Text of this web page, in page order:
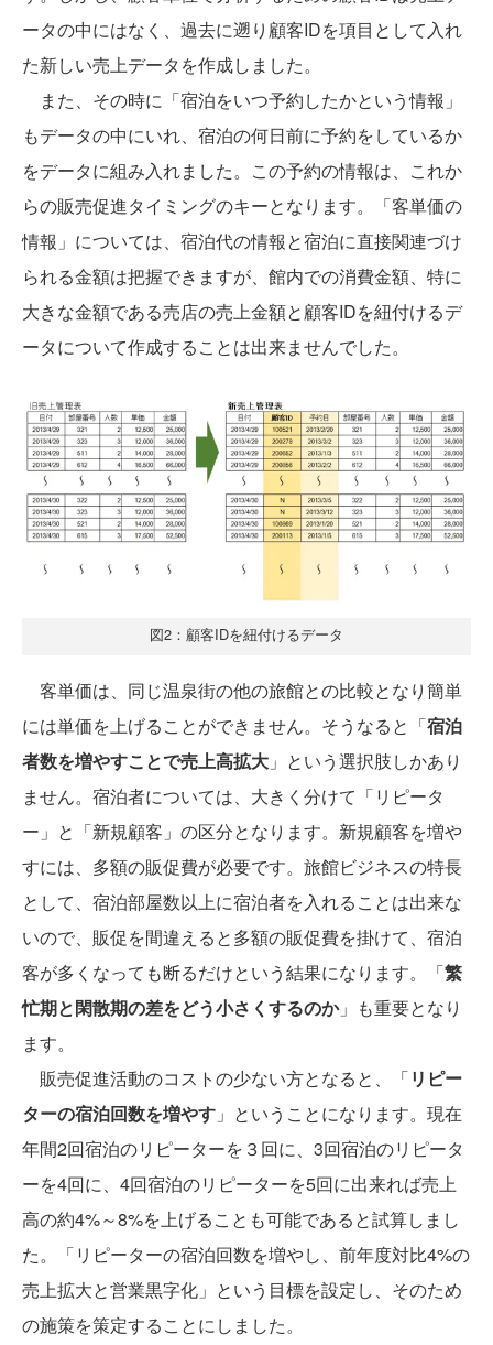
ータの中にはなく、過去に遡り顧客IDを項目として入れ
た新しい売上データを作成しました。
また、その時に「宿泊をいつ予約したかという情報」
もデータの中にいれ、宿泊の何日前に予約をしているか
をデータに組み入れました。この予約の情報は、これか
らの販売促進タイミングのキーとなります。「客単価の
情報」については、宿泊代の情報と宿泊に直接関連づけ
られる金額は把握できますが、館内での消費金額、特に
大きな金額である売店の売上金額と顧客IDを紐付けるデ
ータについて作成することは出来ませんでした。
図2：顧客IDを紐付けるデータ
客単価は、同じ温泉街の他の旅館との比較となり簡単
には単価を上げることができません。そうなると「宿泊
者数を増やすことで売上高拡大 」という選択肢しかあり
ません。宿泊者については、大きく分けて「リピータ
ー」と「新規顧客」の区分となります。新規顧客を増や
すには、多額の販促費が必要です。旅館ビジネスの特長
として、宿泊部屋数以上に宿泊者を入れることは出来な
いので、販促を間違えると多額の販促費を掛けて、宿泊
客が多くなっても断るだけという結果になります。「繁
忙期と閑散期の差をどう小さくするのか」も重要となり
ます。
販売促進活動のコストの少ない方となると、「リピー
ターの宿泊回数を増やす 」ということになります。現在
年間2回宿泊のリピーターを３回に、3回宿泊のリピータ
ーを4回に、4回宿泊のリピーターを5回に出来れば売上
高の約4%～8%を上げることも可能であると試算しまし
た。「リピーターの宿泊回数を増やし、前年度対比4%の
売上拡大と営業黒字化」という目標を設定し、そのため
の施策を策定することにしました。